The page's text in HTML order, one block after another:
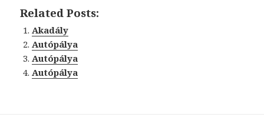
Related Posts:
Akadály
Autópálya
Autópálya
Autópálya